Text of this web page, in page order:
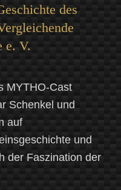
des
e. V.
MYTHO-Cast
Schenkel und
auf
und
der Faszination der